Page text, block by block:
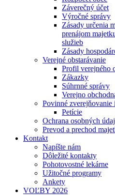
Záverečný účet
Výročné správy
Zásady určenia
prenájom
služieb
Zásady
Verejné obstarávanie
Profil verejného
Zákazky
Súhrnné správy
Verejno
Povinné zverejňovanie
Petície
Ochrana osobných
Prevod a prechod
Kontakt
Napíšte nám
Dôležité kontakty
Pohotovostné lekárne
Užitočné programy
Ankety
VOĽBY 2026